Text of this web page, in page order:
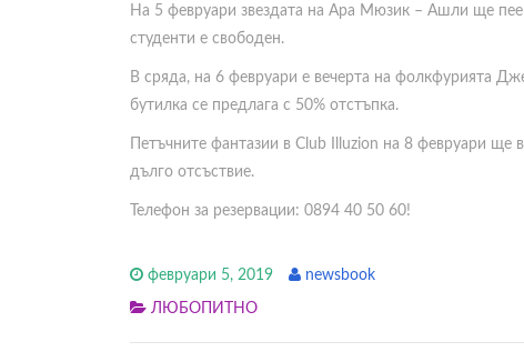
На 5 февруари звездата на Ара Мюзик – Ашли ще
студенти е свободен.
В сряда, на 6 февруари е вечерта на фолкфурията
бутилка се предлага с 50% отстъпка.
Петъчните фантазии в Club Illuzion на 8 февруари ще
дълго отсъствие.
Телефон за резервации: 0894 40 50 60!
февруари 5, 2019 newsbook
ЛЮБОПИТНО